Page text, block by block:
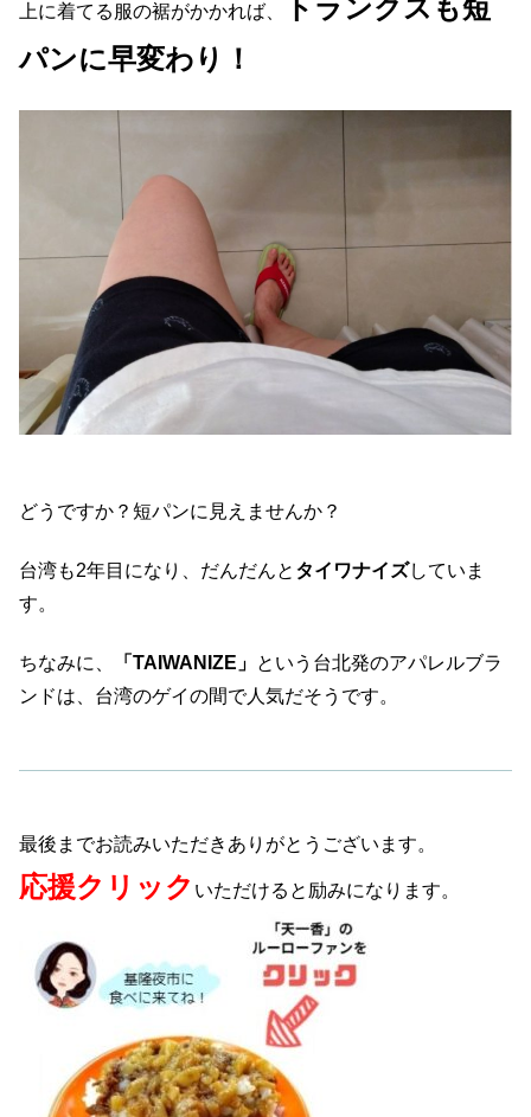
上に着てる服の裾がかかれば、
トランクスも短
パンに早変わり！
どうですか？短パンに見えませんか？
台湾も2年目になり、だんだんと タイワナイズしていま
す。
ちなみに、 「TAIWANIZE」 という台北発のアパレルブラ
ンドは、台湾のゲイの間で人気だそうです。
最後までお読みいただきありがとうございます。
応援クリック いただけると励みになります。